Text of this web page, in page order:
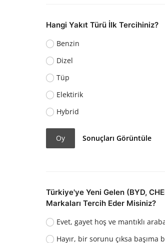
Hangi Yakıt Türü İlk Tercihiniz?
Benzin
Dizel
Tüp
Elektirik
Hybrid
Oy Sonuçları Görüntüle
Türkiye'ye Yeni Gelen (BYD,
Markaları Tercih Eder Misiniz?
Evet, gayet hoş ve mantıklı
Hayır, bir sorunu çıksa başıma